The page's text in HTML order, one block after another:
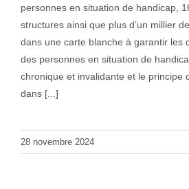
personnes en situation de handicap,
structures ainsi que plus d’un millier
dans une carte blanche à garantir les
des personnes en situation de
chronique et invalidante et le principe
dans [...]
28 novembre 2024